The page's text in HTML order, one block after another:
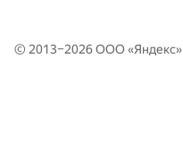
© 2013–2026 ООО «Яндекс»